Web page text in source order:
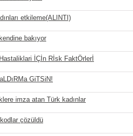
etkileme(ALINTI)
bakıyor
İÇİn Rİsk FaktÖrlerİ
GiTSiN!
imza atan Türk kadınlar
çözüldü